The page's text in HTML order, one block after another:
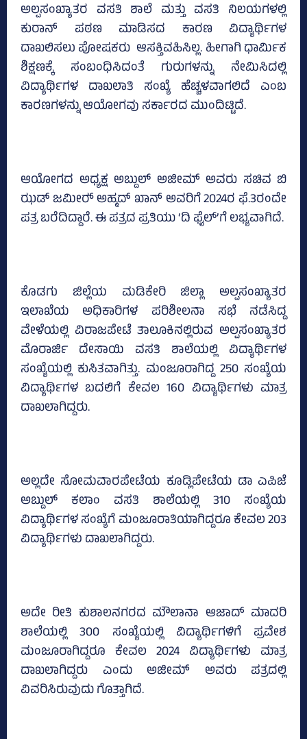
ಅಲ್ಪಸಂಖ್ಯಾತರ ವಸತಿ ಶಾಲೆ ಮತ್ತು ವಸತಿ ನಿಲಯಗಳಲ್ಲಿ
ಕುರಾನ್‌ ಪಠಣ ಮಾಡಿಸದ ಕಾರಣ ವಿದ್ಯಾರ್ಥಿಗಳ
ದಾಖಲಿಸಲು ಪೋಷಕರು ಆಸಕ್ತಿವಹಿಸಿಲ್ಲ. ಹೀಗಾಗಿ ಧಾರ್ಮಿಕ
ಶಿಕ್ಷಣಕ್ಕೆ ಸಂಬಂಧಿಸಿದಂತೆ ಗುರುಗಳನ್ನು ನೇಮಿಸಿದಲ್ಲಿ
ವಿದ್ಯಾರ್ಥಿಗಳ ದಾಖಲಾತಿ ಸಂಖ್ಯೆ ಹೆಚ್ಚಳವಾಗಲಿದೆ ಎಂಬ
ಕಾರಣಗಳನ್ನು ಆಯೋಗವು ಸರ್ಕಾರದ ಮುಂದಿಟ್ಟಿದೆ.
ಆಯೋಗದ ಅಧ್ಯಕ್ಷ ಅಬ್ದುಲ್‌ ಅಜೀಮ್‌ ಅವರು ಸಚಿವ ಬಿ
ಝಡ್‌ ಜಮೀರ್‍‌ ಅಹ್ಮದ್‌ ಖಾನ್‌ ಅವರಿಗೆ 2024ರ ಫೆ.3ರಂದೇ
ಪತ್ರ ಬರೆದಿದ್ದಾರೆ. ಈ ಪತ್ರದ ಪ್ರತಿಯು ‘ದಿ ಫೈಲ್‌’ಗೆ ಲಭ್ಯವಾಗಿದೆ.
ಕೊಡಗು ಜಿಲ್ಲೆಯ ಮಡಿಕೇರಿ ಜಿಲ್ಲಾ ಅಲ್ಪಸಂಖ್ಯಾತರ
ಇಲಾಖೆಯ ಅಧಿಕಾರಿಗಳ ಪರಿಶೀಲನಾ ಸಭೆ ನಡೆಸಿದ್ದ
ವೇಳೆಯಲ್ಲಿ ವಿರಾಜಪೇಟೆ ತಾಲೂಕಿನಲ್ಲಿರುವ ಅಲ್ಪಸಂಖ್ಯಾತರ
ಮೊರಾರ್ಜಿ ದೇಸಾಯಿ ವಸತಿ ಶಾಲೆಯಲ್ಲಿ ವಿದ್ಯಾರ್ಥಿಗಳ
ಸಂಖ್ಯೆಯಲ್ಲಿ ಕುಸಿತವಾಗಿತ್ತು. ಮಂಜೂರಾಗಿದ್ದ 250 ಸಂಖ್ಯೆಯ
ವಿದ್ಯಾರ್ಥಿಗಳ ಬದಲಿಗೆ ಕೇವಲ 160 ವಿದ್ಯಾರ್ಥಿಗಳು ಮಾತ್ರ
ದಾಖಲಾಗಿದ್ದರು.
ಅಲ್ಲದೇ ಸೋಮವಾರಪೇಟೆಯ ಕೂಡ್ಲಿಪೇಟೆಯ ಡಾ ಎಪಿಜೆ
ಅಬ್ದುಲ್‌ ಕಲಾಂ ವಸತಿ ಶಾಲೆಯಲ್ಲಿ 310 ಸಂಖ್ಯೆಯ
ವಿದ್ಯಾರ್ಥಿಗಳ ಸಂಖ್ಯೆಗೆ ಮಂಜೂರಾತಿಯಾಗಿದ್ದರೂ ಕೇವಲ 203
ವಿದ್ಯಾರ್ಥಿಗಳು ದಾಖಲಾಗಿದ್ದರು.
ಅದೇ ರೀತಿ ಕುಶಾಲನಗರದ ಮೌಲಾನಾ ಆಜಾದ್‌ ಮಾದರಿ
ಶಾಲೆಯಲ್ಲಿ 300 ಸಂಖ್ಯೆಯಲ್ಲಿ ವಿದ್ಯಾರ್ಥಿಗಳಿಗೆ ಪ್ರವೇಶ
ಮಂಜೂರಾಗಿದ್ದರೂ ಕೇವಲ 2024 ವಿದ್ಯಾರ್ಥಿಗಳು ಮಾತ್ರ
ದಾಖಲಾಗಿದ್ದರು ಎಂದು ಅಜೀಮ್‌ ಅವರು ಪತ್ರದಲ್ಲಿ
ವಿವರಿಸಿರುವುದು ಗೊತ್ತಾಗಿದೆ.